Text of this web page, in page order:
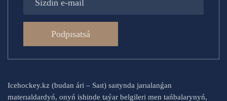
Podpısatsá
Icehockey.kz (budan ári – Saıt) saıtynda jarıalanǵan
materıaldardyń, onyń ishinde taýar belgileri men tańbalarynyń,